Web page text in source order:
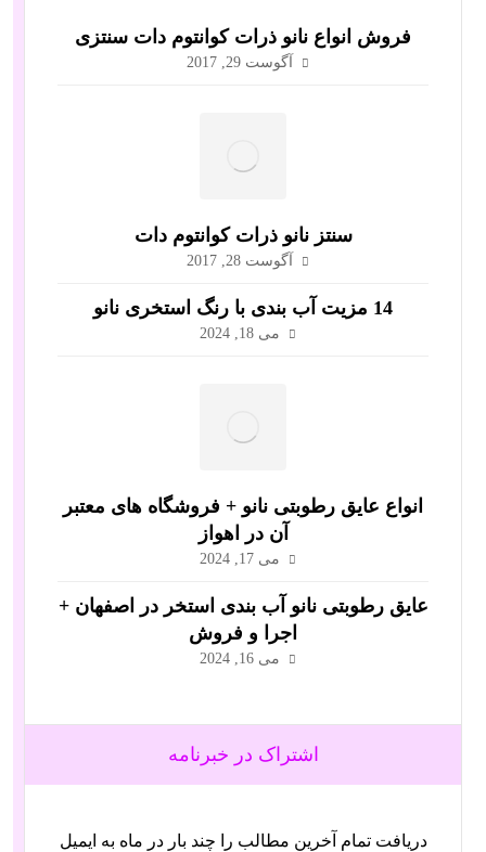
فروش انواع نانو ذرات کوانتوم دات سنتزی
آگوست 29, 2017
سنتز نانو ذرات کوانتوم دات
آگوست 28, 2017
14 مزیت آب بندی با رنگ استخری نانو
می 18, 2024
انواع عایق رطوبتی نانو + فروشگاه های معتبر
آن در اهواز
می 17, 2024
عایق رطوبتی نانو آب بندی استخر در اصفهان +
اجرا و فروش
می 16, 2024
اشتراک در خبرنامه
دریافت تمام آخرین مطالب را چند بار در ماه به ایمیل